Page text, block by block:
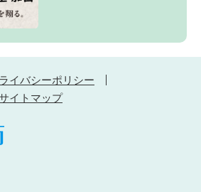
イバシーポリシー
イトマップ